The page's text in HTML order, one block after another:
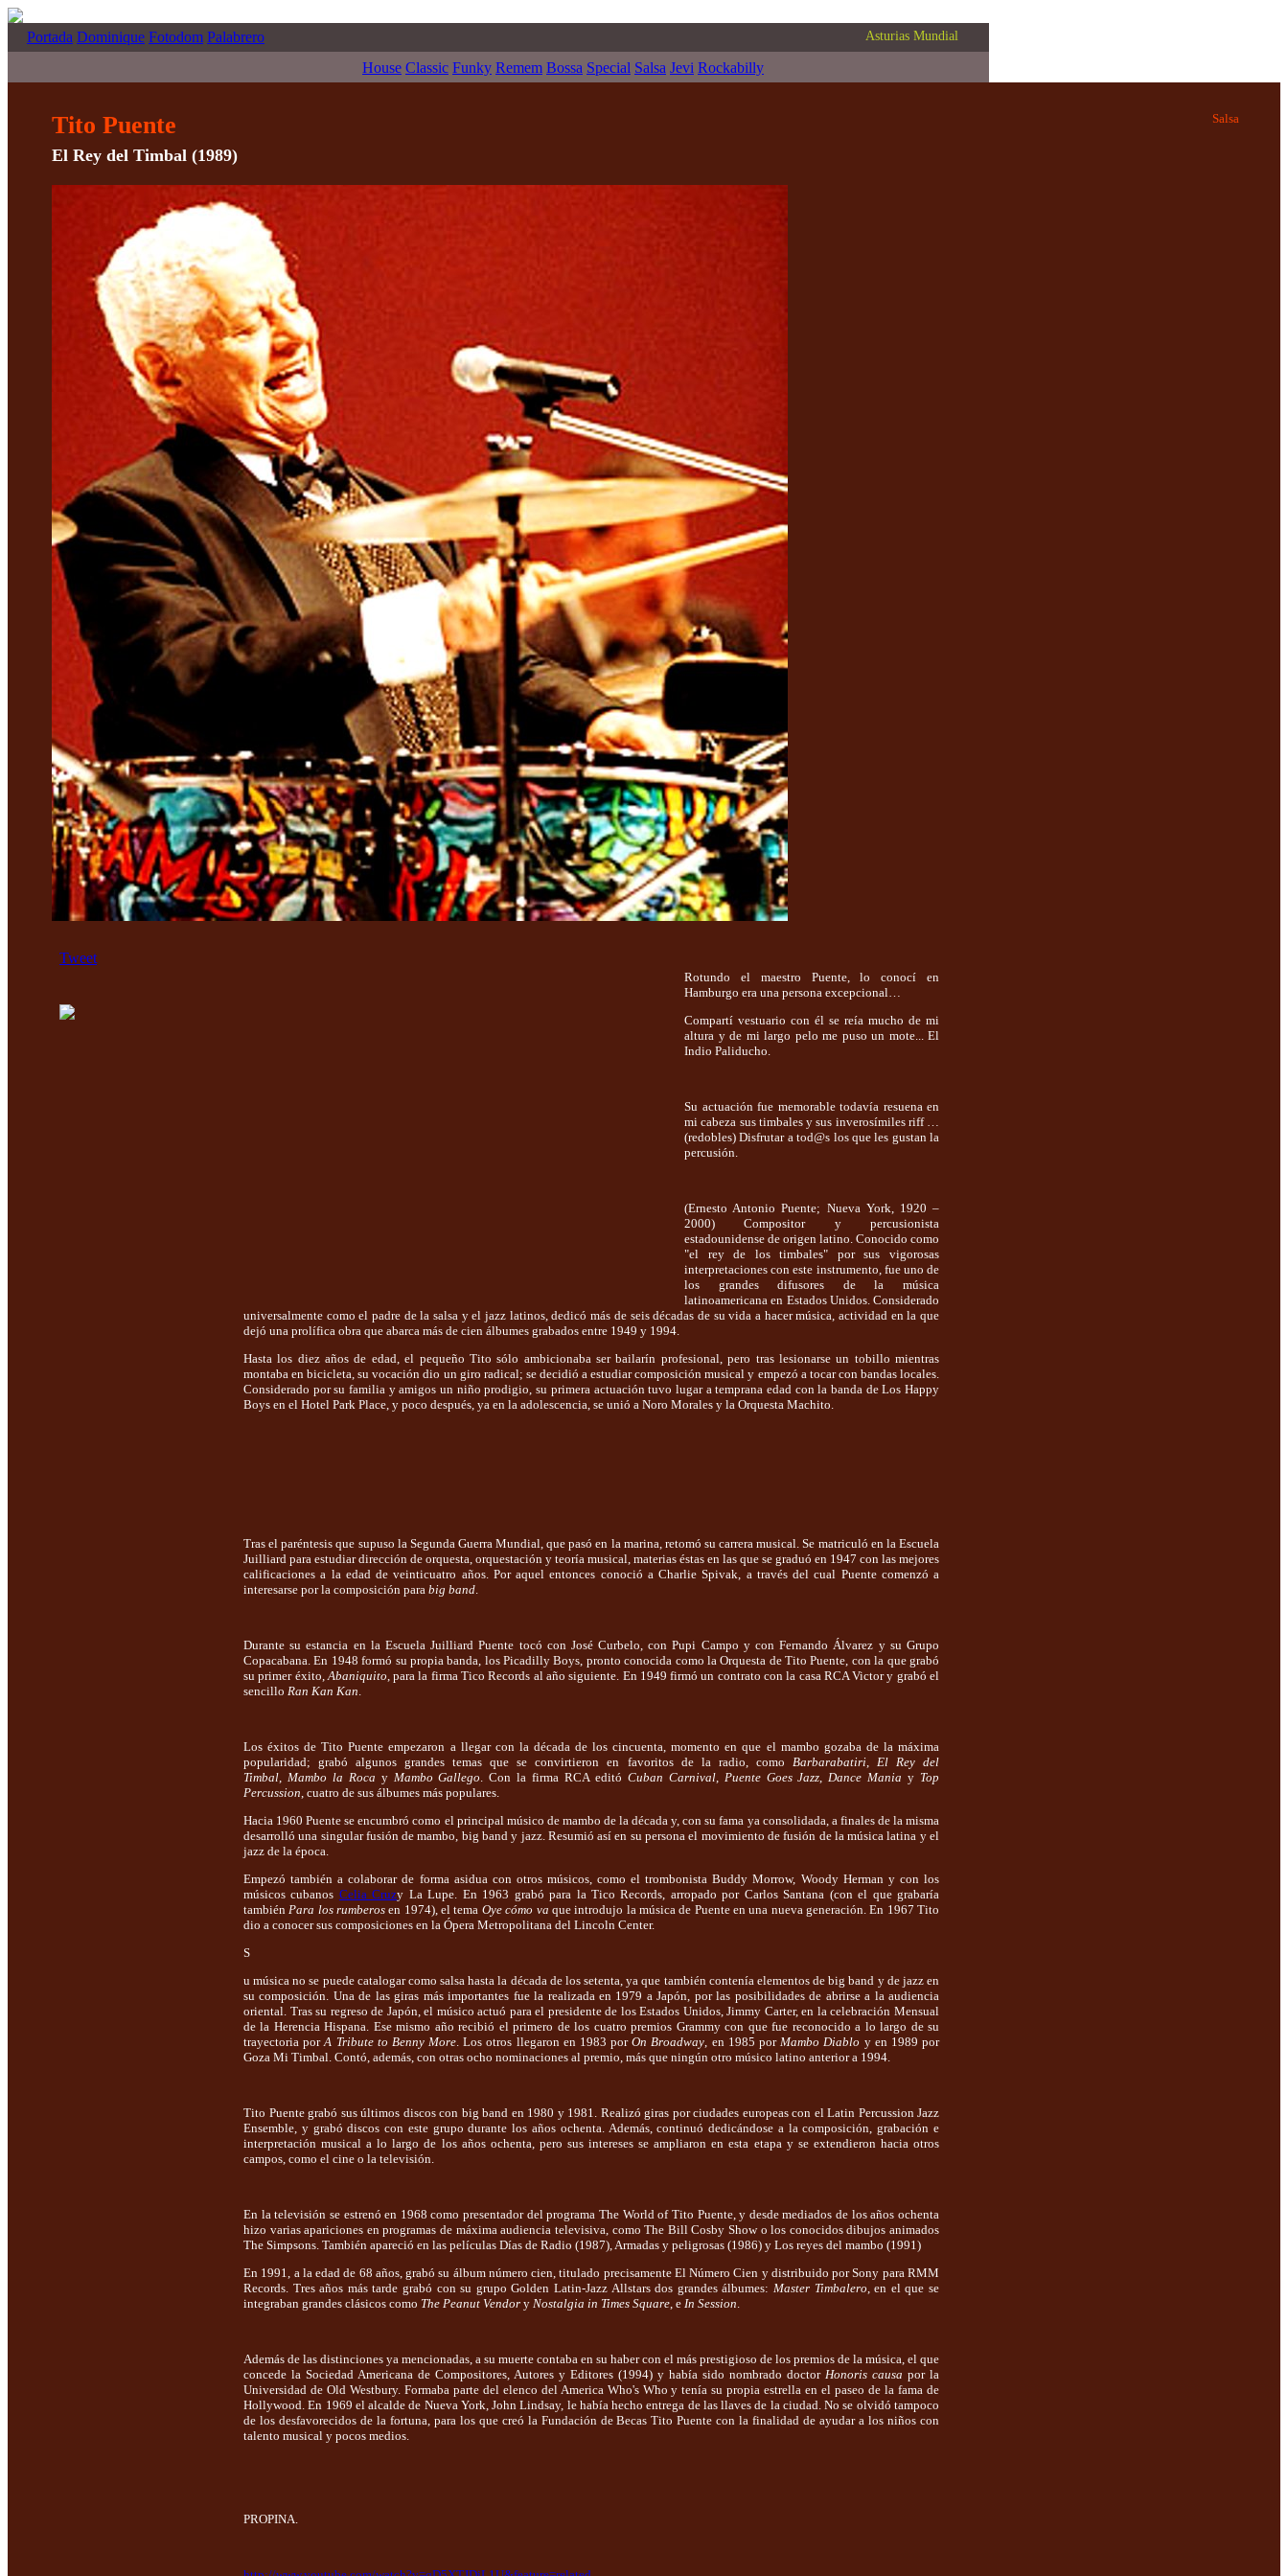
Portada Dominique Fotodom Palabrero Asturias Mundial
House Classic Funky Remem Bossa Special Salsa Jevi Rockabilly
Salsa
Tito Puente
El Rey del Timbal (1989)
Tweet
Rotundo el maestro Puente, lo conocí en
Hamburgo era una persona excepcional…
Compartí vestuario con él se reía mucho de mi
altura y de mi largo pelo me puso un mote... El
Indio Paliducho.
Su actuación fue memorable todavía resuena en
mi cabeza sus timbales y sus inverosímiles riff …
(redobles) Disfrutar a tod@s los que les gustan la
percusión.
(Ernesto Antonio Puente; Nueva York, 1920 –
2000) Compositor y percusionista
estadounidense de origen latino. Conocido como
"el rey de los timbales" por sus vigorosas
interpretaciones con este instrumento, fue uno de
los grandes difusores de la música
latinoamericana en Estados Unidos. Considerado
universalmente como el padre de la salsa y el jazz latinos, dedicó más de seis décadas de su vida a hacer música, actividad en la que
dejó una prolífica obra que abarca más de cien álbumes grabados entre 1949 y 1994.
Hasta los diez años de edad, el pequeño Tito sólo ambicionaba ser bailarín profesional, pero tras lesionarse un tobillo mientras
montaba en bicicleta, su vocación dio un giro radical; se decidió a estudiar composición musical y empezó a tocar con bandas locales.
Considerado por su familia y amigos un niño prodigio, su primera actuación tuvo lugar a temprana edad con la banda de Los Happy
Boys en el Hotel Park Place, y poco después, ya en la adolescencia, se unió a Noro Morales y la Orquesta Machito.
Tras el paréntesis que supuso la Segunda Guerra Mundial, que pasó en la marina, retomó su carrera musical. Se matriculó en la Escuela
Juilliard para estudiar dirección de orquesta, orquestación y teoría musical, materias éstas en las que se graduó en 1947 con las mejores
calificaciones a la edad de veinticuatro años. Por aquel entonces conoció a Charlie Spivak, a través del cual Puente comenzó a
interesarse por la composición para big band.
Durante su estancia en la Escuela Juilliard Puente tocó con José Curbelo, con Pupi Campo y con Fernando Álvarez y su Grupo
Copacabana. En 1948 formó su propia banda, los Picadilly Boys, pronto conocida como la Orquesta de Tito Puente, con la que grabó
su primer éxito,Abaniquito, para la firma Tico Records al año siguiente. En 1949 firmó un contrato con la casa RCA Victor y grabó el
sencillo Ran Kan Kan.
Los éxitos de Tito Puente empezaron a llegar con la década de los cincuenta, momento en que el mambo gozaba de la máxima
popularidad; grabó algunos grandes temas que se convirtieron en favoritos de la radio, como Barbarabatiri, El Rey del
Timbal, Mambo la Roca y Mambo Gallego. Con la firma RCA editó Cuban Carnival, Puente Goes Jazz,Dance Mania y Top
Percussion, cuatro de sus álbumes más populares.
Hacia 1960 Puente se encumbró como el principal músico de mambo de la década y, con su fama ya consolidada, a finales de la misma
desarrolló una singular fusión de mambo, big band y jazz. Resumió así en su persona el movimiento de fusión de la música latina y el
jazz de la época.
Empezó también a colaborar de forma asidua con otros músicos, como el trombonista Buddy Morrow, Woody Herman y con los
músicos cubanos Celia Cruzy La Lupe. En 1963 grabó para la Tico Records, arropado por Carlos Santana (con el que grabaría
tambiénPara los rumberos en 1974), el tema Oye cómo va que introdujo la música de Puente en una nueva generación. En 1967 Tito
dio a conocer sus composiciones en la Ópera Metropolitana del Lincoln Center.
S
u música no se puede catalogar como salsa hasta la década de los setenta, ya que también contenía elementos de big band y de jazz en
su composición. Una de las giras más importantes fue la realizada en 1979 a Japón, por las posibilidades de abrirse a la audiencia
oriental. Tras su regreso de Japón, el músico actuó para el presidente de los Estados Unidos, Jimmy Carter, en la celebración Mensual
de la Herencia Hispana. Ese mismo año recibió el primero de los cuatro premios Grammy con que fue reconocido a lo largo de su
trayectoria porA Tribute to Benny More. Los otros llegaron en 1983 porOn Broadway, en 1985 porMambo Diablo y en 1989 por
Goza Mi Timbal. Contó, además, con otras ocho nominaciones al premio, más que ningún otro músico latino anterior a 1994.
Tito Puente grabó sus últimos discos con big band en 1980 y 1981. Realizó giras por ciudades europeas con el Latin Percussion Jazz
Ensemble, y grabó discos con este grupo durante los años ochenta. Además, continuó dedicándose a la composición, grabación e
interpretación musical a lo largo de los años ochenta, pero sus intereses se ampliaron en esta etapa y se extendieron hacia otros
campos, como el cine o la televisión.
En la televisión se estrenó en 1968 como presentador del programa The World of Tito Puente, y desde mediados de los años ochenta
hizo varias apariciones en programas de máxima audiencia televisiva, como The Bill Cosby Show o los conocidos dibujos animados
The Simpsons. También apareció en las películas Días de Radio (1987), Armadas y peligrosas (1986) y Los reyes del mambo (1991)
En 1991, a la edad de 68 años, grabó su álbum número cien, titulado precisamente El Número Cien y distribuido por Sony para RMM
Records. Tres años más tarde grabó con su grupo Golden Latin-Jazz Allstars dos grandes álbumes: Master Timbalero, en el que se
integraban grandes clásicos como The Peanut Vendor y Nostalgia in Times Square, e In Session.
Además de las distinciones ya mencionadas, a su muerte contaba en su haber con el más prestigioso de los premios de la música, el que
concede la Sociedad Americana de Compositores, Autores y Editores (1994) y había sido nombrado doctor Honoris causa por la
Universidad de Old Westbury. Formaba parte del elenco del America Who's Who y tenía su propia estrella en el paseo de la fama de
Hollywood. En 1969 el alcalde de Nueva York, John Lindsay, le había hecho entrega de las llaves de la ciudad. No se olvidó tampoco
de los desfavorecidos de la fortuna, para los que creó la Fundación de Becas Tito Puente con la finalidad de ayudar a los niños con
talento musical y pocos medios.
PROPINA.